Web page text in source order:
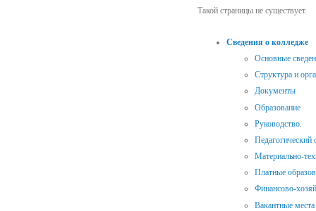
Такой страницы не существует.
Сведения о колледже
Основные
Структура и
Документы
Образование
Руководство.
Педагогический
Материально-
Платные
Финансово-
Вакантные